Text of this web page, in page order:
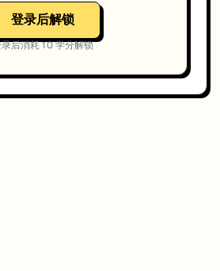
登录后解锁
录后消耗10学分解锁